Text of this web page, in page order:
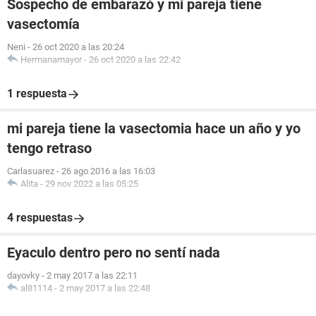
Sospecho de embarazó y mi pareja tiene
vasectomía
Neni - 26 oct 2020 a las 20:24
Hermanamayor - 26 oct 2020 a las 22:42
1 respuesta
mi pareja tiene la vasectomia hace un año y yo
tengo retraso
Carlasuarez - 26 ago 2016 a las 16:03
Alita - 29 nov 2022 a las 05:25
4 respuestas
Eyaculo dentro pero no sentí nada
dayovky - 2 may 2017 a las 22:11
al81114 - 2 may 2017 a las 22:48